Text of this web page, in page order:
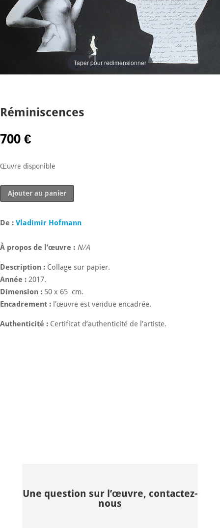
Taper pour redimensionner
Réminiscences
700 €
Œuvre disponible
quantité
Ajouter au panier
De : Vladimir Hofmann
À propos de l’œuvre : N/A
Description : Collage sur papier.
Année : 2017.
Dimension : 50 x 65 cm.
Encadrement : l’œuvre est vendue encadrée.
Authenticité : Certificat d’authenticité de l’artiste.
Une question sur l’œuvre, contactez-
nous